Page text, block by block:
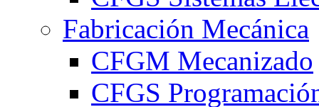
Fabricación Mecánica
CFGM Mecanizado
CFGS